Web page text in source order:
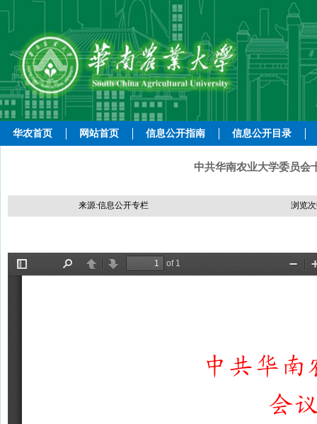
华农首页 网站首页 信息公开指南 信息公开目录
中共华南农业大学委员会
来源:信息公开专栏 浏览